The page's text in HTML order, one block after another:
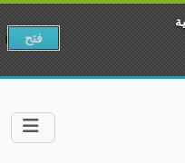
فتح